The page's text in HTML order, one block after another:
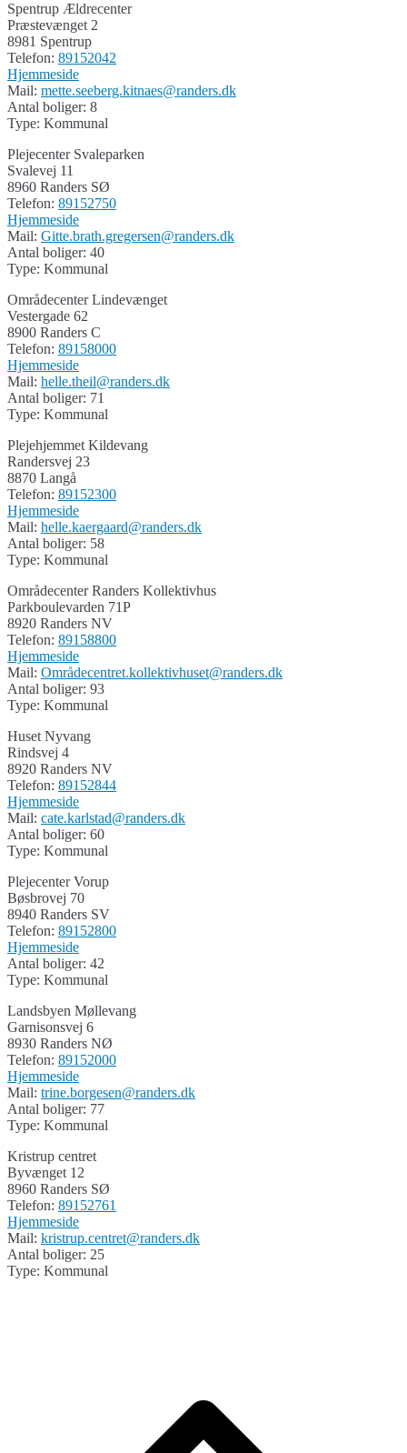
Spentrup Ældrecenter
Præstevænget 2
8981 Spentrup
Telefon: 89152042
Hjemmeside
Mail: mette.seeberg.kitnaes@randers.dk
Antal boliger: 8
Type: Kommunal
Plejecenter Svaleparken
Svalevej 11
8960 Randers SØ
Telefon: 89152750
Hjemmeside
Mail: Gitte.brath.gregersen@randers.dk
Antal boliger: 40
Type: Kommunal
Områdecenter Lindevænget
Vestergade 62
8900 Randers C
Telefon: 89158000
Hjemmeside
Mail: helle.theil@randers.dk
Antal boliger: 71
Type: Kommunal
Plejehjemmet Kildevang
Randersvej 23
8870 Langå
Telefon: 89152300
Hjemmeside
Mail: helle.kaergaard@randers.dk
Antal boliger: 58
Type: Kommunal
Områdecenter Randers Kollektivhus
Parkboulevarden 71P
8920 Randers NV
Telefon: 89158800
Hjemmeside
Mail: Områdecentret.kollektivhuset@randers.dk
Antal boliger: 93
Type: Kommunal
Huset Nyvang
Rindsvej 4
8920 Randers NV
Telefon: 89152844
Hjemmeside
Mail: cate.karlstad@randers.dk
Antal boliger: 60
Type: Kommunal
Plejecenter Vorup
Bøsbrovej 70
8940 Randers SV
Telefon: 89152800
Hjemmeside
Antal boliger: 42
Type: Kommunal
Landsbyen Møllevang
Garnisonsvej 6
8930 Randers NØ
Telefon: 89152000
Hjemmeside
Mail: trine.borgesen@randers.dk
Antal boliger: 77
Type: Kommunal
Kristrup centret
Byvænget 12
8960 Randers SØ
Telefon: 89152761
Hjemmeside
Mail: kristrup.centret@randers.dk
Antal boliger: 25
Type: Kommunal